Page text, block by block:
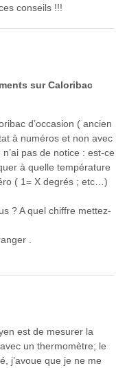
conseils !!!
sur Caloribac
d’occasion ( ancien
à numéros et non avec
pas de notice : est-ce
à quelle température
( 1= X degrés ; etc…)
? A quel chiffre mettez-
.
est de mesurer la
un thermomètre; le
j’avoue que je ne me